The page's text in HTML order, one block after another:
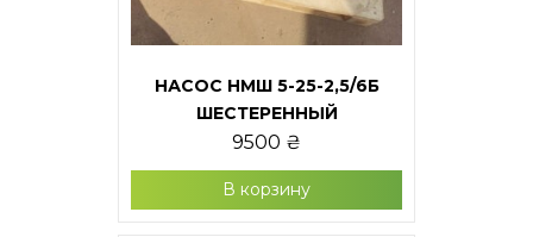
НАСОС НМШ 5-25-2,5/6Б
ШЕСТЕРЕННЫЙ
9500 ₴
В корзину